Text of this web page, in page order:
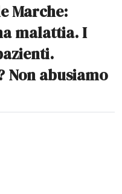
Marche:
malattia. I
Non abusiamo